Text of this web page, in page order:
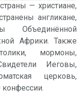
— христиане,
англикане,
Объединённой
Африки. Также
мормоны,
Иеговы,
церковь,
конфессии.